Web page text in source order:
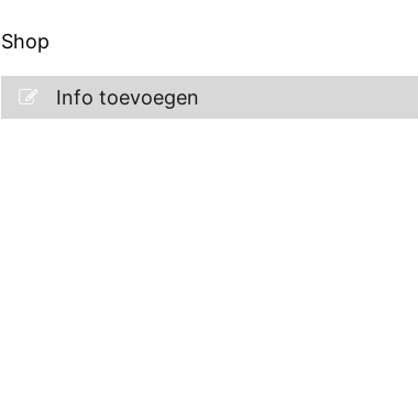
Shop
Info toevoegen